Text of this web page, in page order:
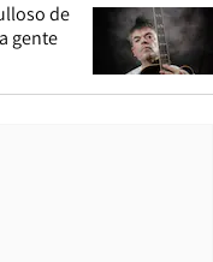
de
gente